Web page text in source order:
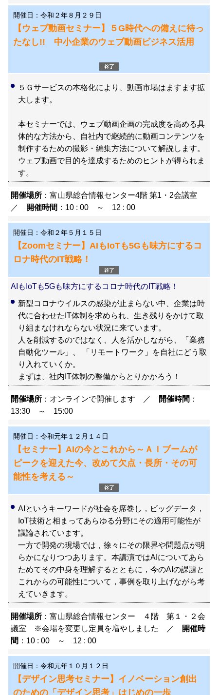
開催日：令和２年８月２９日
【ウェブ動画セミナー】５G時代への備えに待っ
たなし!! 中小企業のウェブ動画ビジネス活用
５Ｇサービスの本格化により、動画市場はますます拡
大します。
本セミナーでは、ウェブ動画企画の完成度を高める具
体的な方法から、自社内で継続的に動画コンテンツを
制作するための撮影・編集方法について解説します。
ウェブ動画で目的を達成するためのヒントが得られま
す。
開催場所 ：富山県総合情報センター4階 第1・2会議室
／
開催時間 ：10 : 00 ～ 12 : 00
開催日：令和２年５月１５日
【Zoomセミナー】AIもIoTも5Gも味方にするコ
ロナ時代のIT戦略！
AIもIoTも5Gも味方にするコロナ時代のIT戦略！
新型コロナウイルスの感染が止まらない中、企業は時
代に合わせたIT体制を求められ、生き残りをかけて取
り組まなけれならない状況に来ています。
人を削減するのではなく、人を活かしながら、「業務
自動化ツール」、 「リモートワーク」を自社にどう取
り入れていくか。
まずは、社内IT体制の整備からとりかかろう！
開催場所 ：オンラインで開催します ／ 開催時間 ：
13:30 ～ 15:00
開催日：令和元年１２月１４日
【セミナー】AIの今とこれから～ＡＩブームが
ピークを迎えた今、改めて欠点・長所・その可
能性を考える～
AIというキーワードが社会を席巻し，ビッグデータ，
IoT技術と相まってあらゆる分野にその適用可能性が
議論されています。
一方で開発の現場では，徐々にその限界や問題点が明
らかになりつつあります。本講演ではAIについてあら
ためてその中身を理解するとともに，今のAIの課題と
これからの可能性について，事例を取り上げながら考
えていきます。
開催場所 ：富山県総合情報センター ４階 第１・２会
議室 ※会場を変更し定員を増やしました ／
開催時
間 ：10 : 00 ～ 12 : 00
開催日：令和元年１０月１２日
【デザイン思考セミナー】イノベーション創出
のための「デザイン思考」はじめの一歩